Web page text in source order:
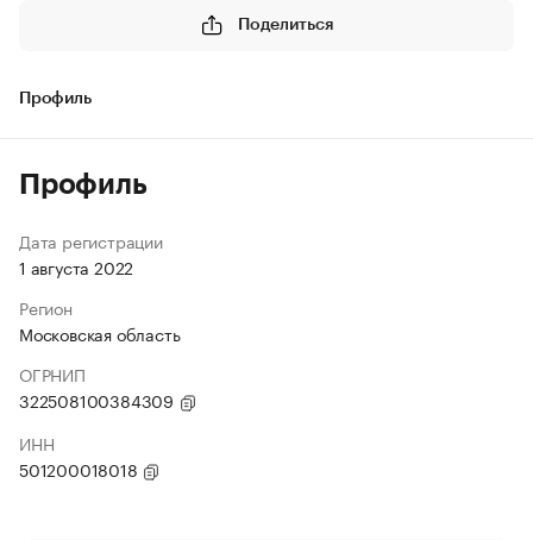
Поделиться
Профиль
Профиль
Дата регистрации
1 августа 2022
Регион
Московская область
ОГРНИП
322508100384309
ИНН
501200018018